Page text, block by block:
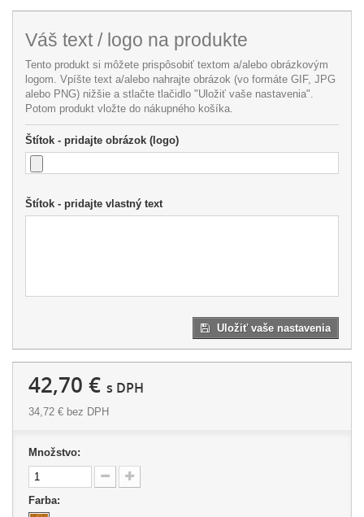
Váš text / logo na produkte
Tento produkt si môžete prispôsobiť textom a/alebo obrázkovým
logom. Vpíšte text a/alebo nahrajte obrázok (vo formáte GIF, JPG
alebo PNG) nižšie a stlačte tlačidlo "Uložiť vaše nastavenia".
Potom produkt vložte do nákupného košíka.
Štítok - pridajte obrázok (logo)
Štítok - pridajte vlastný text
Uložiť vaše nastavenia
42,70 € s DPH
34,72 € bez DPH
Množstvo:
Farba: